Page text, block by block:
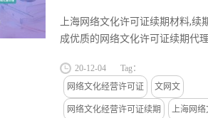
上海网络文化许可证续期材料,续
成优质的网络文化许可证续期代
于上海网络文化许可证续期材...
20-12-04
Tag：
网络文化经营许可证
文网文
网络文化经营许可证续期 上海网络